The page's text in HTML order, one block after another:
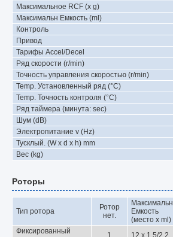
Максимальное RCF (x g)
Максимальн Емкость (ml)
Контроль
Привод
Тарифы Accel/Decel
Ряд скорости (r/min)
Точность управления скоростью (r/min)
Temp. Установленный ряд (°C)
Temp. Точность контроля (°C)
Ряд таймера (минута: sec)
Шум (dB)
Электропитание v (Hz)
Тусклый. (W x d x h) mm
Вес (kg)
Роторы
Тип ротора
Ротор
нет.
Максимальн
Емкость
(место x ml)
Фиксированный
1 12 x 1.5/2.2